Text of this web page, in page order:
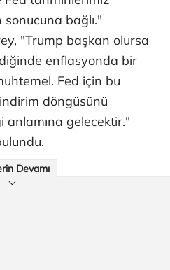
bağlı."
"Trump başkan olursa
enflasyonda bir
Fed için bu
döngüsünü
anlamına gelecektir."
Devamı